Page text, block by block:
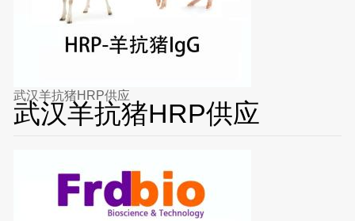
武汉羊抗猪HRP供应
武汉羊抗猪HRP供应